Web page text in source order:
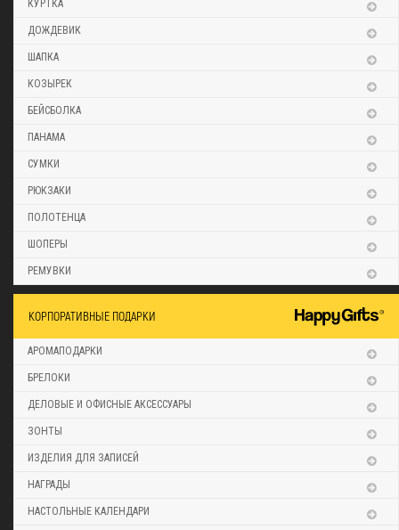
КУРТКА
ДОЖДЕВИК
ШАПКА
КОЗЫРЕК
БЕЙСБОЛКА
ПАНАМА
СУМКИ
РЮКЗАКИ
ПОЛОТЕНЦА
ШОПЕРЫ
РЕМУВКИ
КОРПОРАТИВНЫЕ ПОДАРКИ
АРОМАПОДАРКИ
БРЕЛОКИ
ДЕЛОВЫЕ И ОФИСНЫЕ АКСЕССУАРЫ
ЗОНТЫ
ИЗДЕЛИЯ ДЛЯ ЗАПИСЕЙ
НАГРАДЫ
НАСТОЛЬНЫЕ КАЛЕНДАРИ